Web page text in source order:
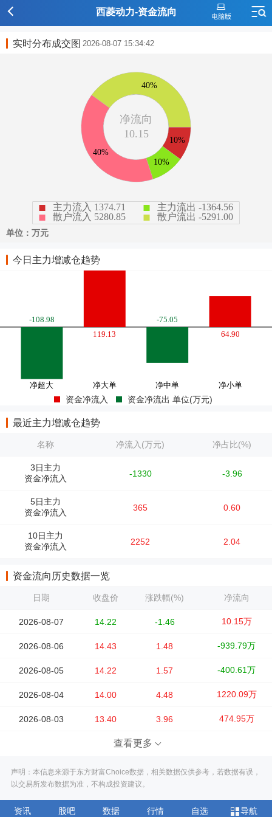
西菱动力-资金流向
实时分布成交图 2026-08-07 15:34:42
今日主力增减仓趋势
资金净流入 资金净流出 单位(万元)
最近主力增减仓趋势
名称 净流入(万元) 净占比(%)
3日主力
资金净流入
-1330 -3.96
5日主力
资金净流入
365 0.60
10日主力
资金净流入
2252 2.04
资金流向历史数据一览
日期 收盘价 涨跌幅(%) 净流向
2026-08-07 14.22 -1.46 10.15万
2026-08-06 14.43 1.48 -939.79万
2026-08-05 14.22 1.57 -400.61万
2026-08-04 14.00 4.48 1220.09万
2026-08-03 13.40 3.96 474.95万
查看更多
声明：本信息来源于东方财富Choice数据，相关数据仅供参考，若数据有误，
以交易所发布数据为准，不构成投资建议。
资讯 股吧 数据 行情 自选 导航